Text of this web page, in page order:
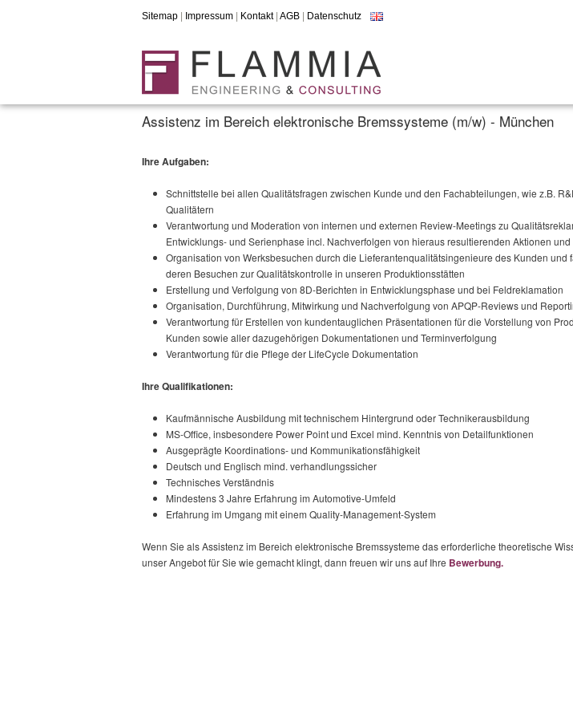
Sitemap Impressum Kontakt| AGB Datenschutz
Assistenz im Bereich elektronische Bremssysteme (m/w) - München
Ihre Aufgaben:
Schnittstelle bei allen Qualitätsfragen zwischen Kunde und den Fachabteilungen, wie z.B.
Qualitätern
Verantwortung und Moderation von internen und externen Review-Meetings zu
Entwicklungs- und Serienphase incl. Nachverfolgen von hieraus resultierenden Aktionen
Organisation von Werksbesuchen durch die Lieferantenqualitätsingenieure des Kunden und
deren Besuchen zur Qualitätskontrolle in unseren Produktionsstätten
Erstellung und Verfolgung von 8D-Berichten in Entwicklungsphase und bei Feldreklamation
Organisation, Durchführung, Mitwirkung und Nachverfolgung von APQP-Reviews und
Verantwortung für Erstellen von kundentauglichen Präsentationen für die Vorstellung von
Kunden sowie aller dazugehörigen Dokumentationen und Terminverfolgung
Verantwortung für die Pflege der LifeCycle Dokumentation
Ihre Qualifikationen:
Kaufmännische Ausbildung mit technischem Hintergrund oder Technikerausbildung
MS-Office, insbesondere Power Point und Excel mind. Kenntnis von Detailfunktionen
Ausgeprägte Koordinations- und Kommunikationsfähigkeit
Deutsch und Englisch mind. verhandlungssicher
Technisches Verständnis
Mindestens 3 Jahre Erfahrung im Automotive-Umfeld
Erfahrung im Umgang mit einem Quality-Management-System
Wenn Sie als Assistenz im Bereich elektronische Bremssysteme das erforderliche theoretische
unser Angebot für Sie wie gemacht klingt, dann freuen wir uns auf Ihre Bewerbung.